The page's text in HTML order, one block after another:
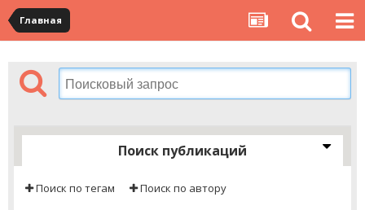
Главная
Поиск публикаций
Поиск по тегам Поиск по автору